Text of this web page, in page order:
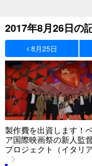
2017年8月26日の
8月25日
製作費を出資します！
ア国際映画祭の新人監
プロジェクト（イタリア